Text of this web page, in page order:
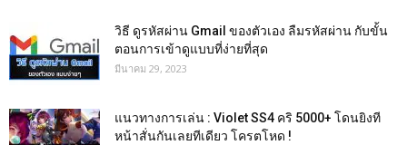
วิธี ดูรหัสผ่าน Gmail ของตัวเอง ลืมรหัสผ่าน กับขั้น
ตอนการเข้าดูแบบที่ง่ายที่สุด
มีนาคม 29, 2023
แนวทางการเล่น : Violet SS4 คริ 5000+ โดนยิงที
หน้าสั่นกันเลยทีเดียว โครตโหด !